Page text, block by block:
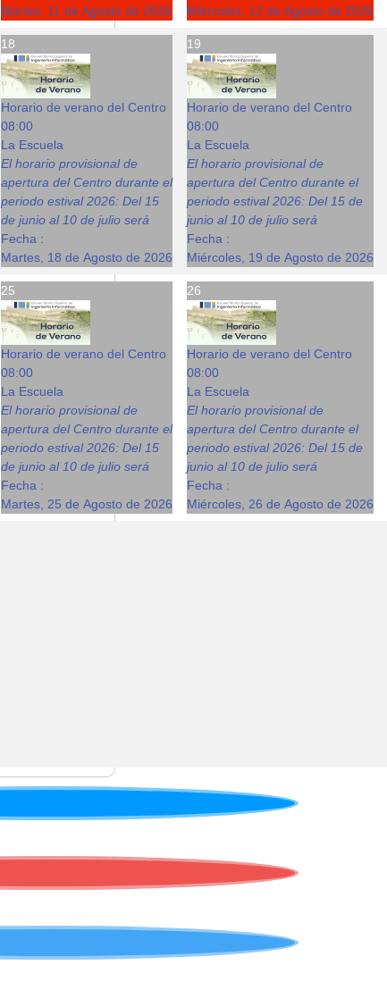
Martes, 11 de Agosto de 2026
Miércoles, 12 de Agosto de 2026
18
Horario de verano del Centro
08:00
La Escuela
El horario provisional de
apertura del Centro durante el
periodo estival 2026: Del 15
de junio al 10 de julio será
Fecha :
Martes, 18 de Agosto de 2026
19
Horario de verano del Centro
08:00
La Escuela
El horario provisional de
apertura del Centro durante el
periodo estival 2026: Del 15 de
junio al 10 de julio será
Fecha :
Miércoles, 19 de Agosto de 2026
25
Horario de verano del Centro
08:00
La Escuela
El horario provisional de
apertura del Centro durante el
periodo estival 2026: Del 15
de junio al 10 de julio será
Fecha :
Martes, 25 de Agosto de 2026
26
Horario de verano del Centro
08:00
La Escuela
El horario provisional de
apertura del Centro durante el
periodo estival 2026: Del 15 de
junio al 10 de julio será
Fecha :
Miércoles, 26 de Agosto de 2026